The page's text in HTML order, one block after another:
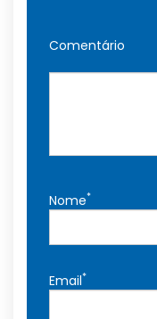
Comentário
Nome*
Email*